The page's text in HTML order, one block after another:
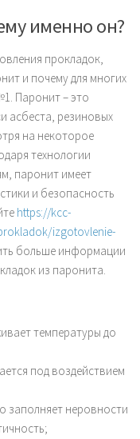
именно он?
прокладок,
и почему для многих
Паронит – это
асбеста, резиновых
на некоторое
технологии
паронит имеет
и безопасность
https://kcc-
izgotovlenie-
больше информации
из паронита.
температуры до
под воздействием
заполняет неровности